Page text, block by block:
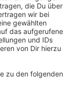
die Liste
gedacht. Wo